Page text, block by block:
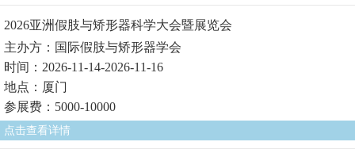
2026亚洲假肢与矫形器科学大会暨展览会
主办方：国际假肢与矫形器学会
时间：2026-11-14-2026-11-16
地点：厦门
参展费：5000-10000
点击查看详情